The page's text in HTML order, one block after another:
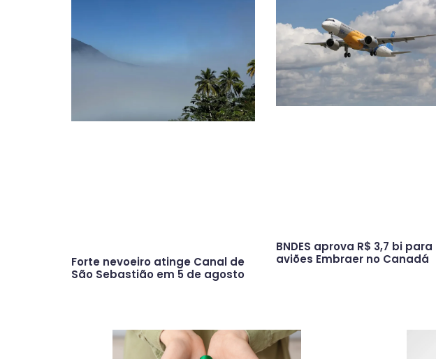
Forte nevoeiro atinge Canal de
São Sebastião em 5 de agosto
BNDES aprova R$ 3,7 bi para
aviões Embraer no Canadá